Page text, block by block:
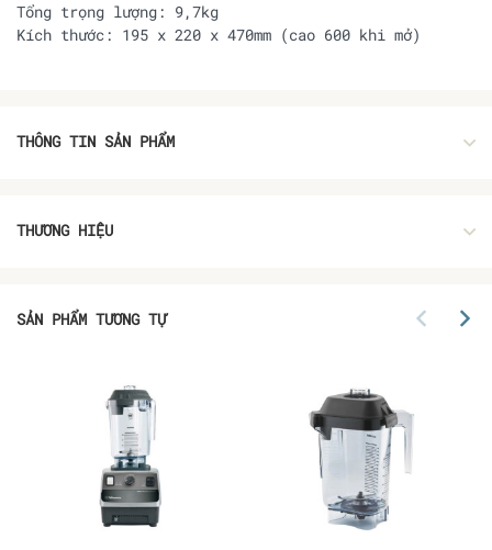
Tổng trọng lượng: 9,7kg
Kích thước: 195 x 220 x 470mm (cao 600 khi mở)
THÔNG TIN SẢN PHẨM
THƯƠNG HIỆU
SẢN PHẨM TƯƠNG TỰ